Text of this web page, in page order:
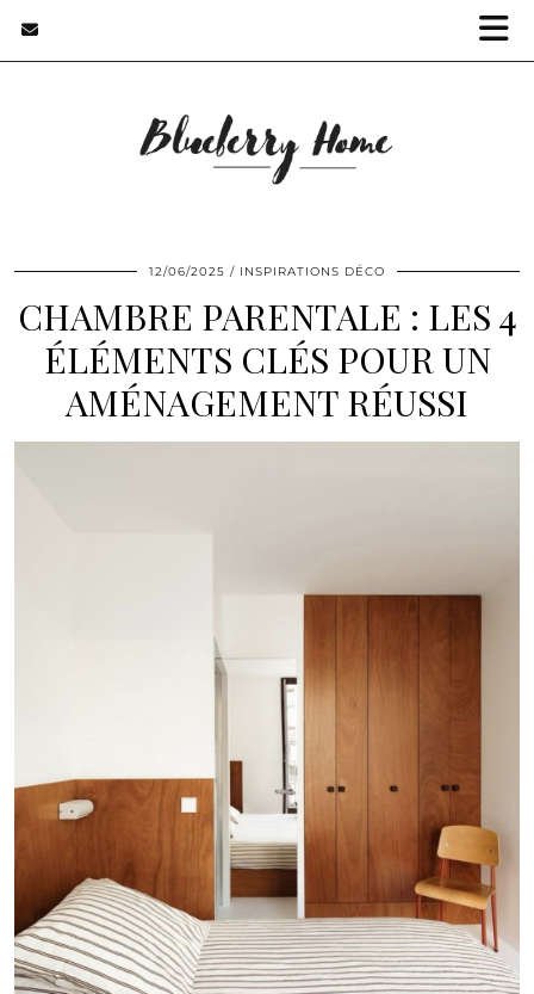
12/06/2025 INSPIRATIONS DÉCO
CHAMBRE PARENTALE : LES 4
ÉLÉMENTS CLÉS POUR UN
AMÉNAGEMENT RÉUSSI